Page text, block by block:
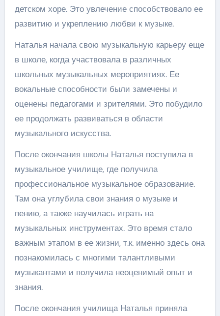
детском хоре. Это увлечение способствовало ее
развитию и укреплению любви к музыке.
Наталья начала свою музыкальную карьеру еще
в школе, когда участвовала в различных
школьных музыкальных мероприятиях. Ее
вокальные способности были замечены и
оценены педагогами и зрителями. Это побудило
ее продолжать развиваться в области
музыкального искусства.
После окончания школы Наталья поступила в
музыкальное училище, где получила
профессиональное музыкальное образование.
Там она углубила свои знания о музыке и
пению, а также научилась играть на
музыкальных инструментах. Это время стало
важным этапом в ее жизни, т.к. именно здесь она
познакомилась с многими талантливыми
музыкантами и получила неоценимый опыт и
знания.
После окончания училища Наталья приняла